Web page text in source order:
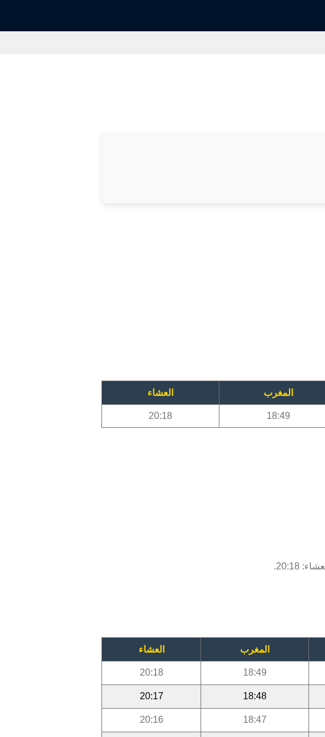
المغرب العشاء
18:49
20:18
المغرب العشاء
18:49
20:18
18:48
20:17
18:47
20:16